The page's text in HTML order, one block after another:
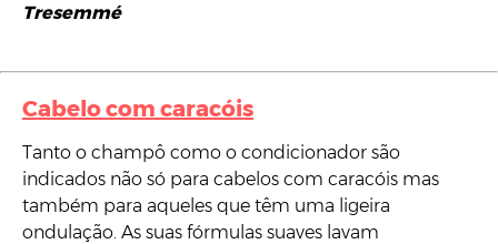
Tresemmé
Cabelo com caracóis
Tanto o champô como o condicionador são
indicados não só para cabelos com caracóis mas
também para aqueles que têm uma ligeira
ondulação. As suas fórmulas suaves lavam